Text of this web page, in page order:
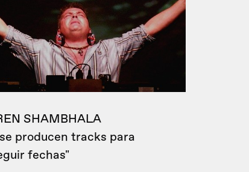
SHAMBHALA
producen tracks para
fechas"